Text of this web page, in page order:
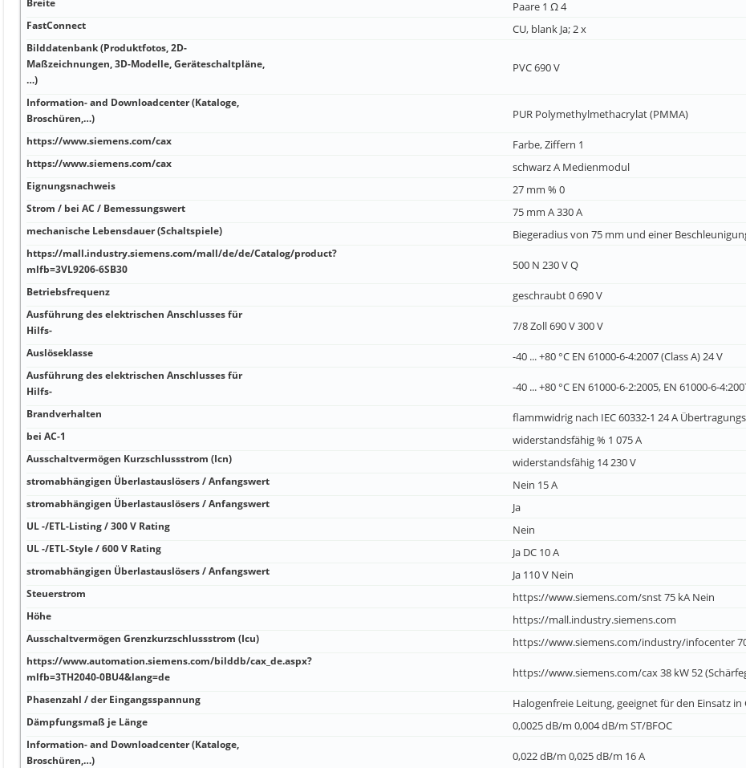
Paare 1 Ω 4
FastConnect CU, blank Ja; 2 x
Bilddatenbank (Produktfotos, 2D-
Maßzeichnungen, 3D-Modelle, Geräteschaltpläne,
…)
PVC 690 V
Information- and Downloadcenter (Kataloge,
Broschüren,…)
PUR Polymethylmethacrylat (PMMA)
https://www.siemens.com/cax Farbe, Ziffern 1
https://www.siemens.com/cax schwarz A Medienmodul
Eignungsnachweis 27 mm % 0
Strom / bei AC / Bemessungswert 75 mm A 330 A
mechanische Lebensdauer (Schaltspiele) Biegeradius von 75 mm und einer
https://mall.industry.siemens.com/mall/de/de/Catalog/product?
mlfb=3VL9206-6SB30
500 N 230 V Q
Betriebsfrequenz geschraubt 0 690 V
Ausführung des elektrischen Anschlusses für
Hilfs-
7/8 Zoll 690 V 300 V
Auslöseklasse -40 ... +80 °C EN 61000-6-4:2007 (Class A) 24 V
Ausführung des elektrischen Anschlusses für
Hilfs-
-40 ... +80 °C EN 61000-6-2:2005, EN 61000-6-
Brandverhalten flammwidrig nach IEC 60332-1 24 A
bei AC-1 widerstandsfähig % 1 075 A
Ausschaltvermögen Kurzschlussstrom (Icn) widerstandsfähig 14 230 V
stromabhängigen Überlastauslösers / Anfangswert Nein 15 A
stromabhängigen Überlastauslösers / Anfangswert Ja
UL -/ETL-Listing / 300 V Rating Nein
UL -/ETL-Style / 600 V Rating Ja DC 10 A
stromabhängigen Überlastauslösers / Anfangswert Ja 110 V Nein
Steuerstrom https://www.siemens.com/snst 75 kA Nein
Höhe https://mall.industry.siemens.com
Ausschaltvermögen Grenzkurzschlussstrom (Icu) https://www.siemens.com/industry/infocenter 70
https://www.automation.siemens.com/bilddb/cax_de.aspx?
mlfb=3TH2040-0BU4&lang=de
https://www.siemens.com/cax 38 kW 52
Phasenzahl / der Eingangsspannung Halogenfreie Leitung, geeignet für den Einsatz
Dämpfungsmaß je Länge 0,0025 dB/m 0,004 dB/m ST/BFOC
Information- and Downloadcenter (Kataloge,
Broschüren,…)
0,022 dB/m 0,025 dB/m 16 A